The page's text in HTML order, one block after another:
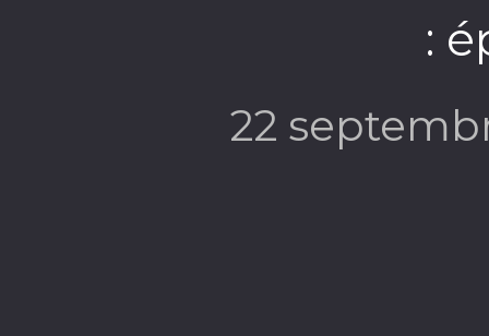
:
22